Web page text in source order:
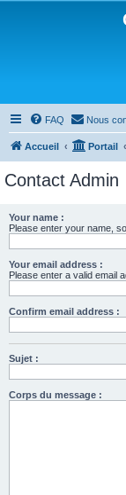
FAQ Nous
Accueil Portail
Contact Admin
Your name :
Please enter your name,
Your email address :
Please enter a valid email
Confirm email address :
Sujet :
Corps du message :